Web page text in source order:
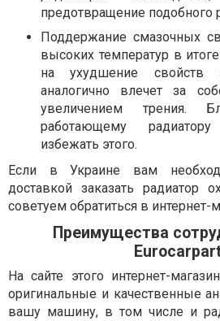
предотвращение подобного
Поддержание смазочных
высоких температур в
на ухудшение свойств
аналогично влечет за
увеличением трения.
работающему
избежать этого.
Если в Украине вам
доставкой заказать радиатор
советуем обратиться в интернет-
Преимущества
На сайте этого интернет-
оригинальные и качественные
вашу машину, в том числе и